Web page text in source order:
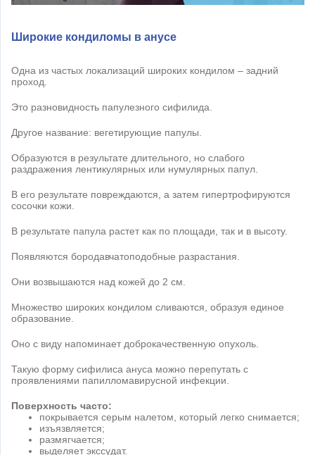
Широкие кондиломы в анусе
Одна из частых локализаций широких кондилом – задний
проход.
Это разновидность папулезного сифилида.
Другое название: вегетирующие папулы.
Образуются в результате длительного, но слабого
раздражения лентикулярных или нумулярных папул.
В его результате повреждаются, а затем гипертрофируются
сосочки кожи.
В результате папула растет как по площади, так и в высоту.
Появляются бородавчатоподобные разрастания.
Они возвышаются над кожей до 2 см.
Множество широких кондилом сливаются, образуя единое
образование.
Оно с виду напоминает доброкачественную опухоль.
Такую форму сифилиса ануса можно перепутать с
проявлениями папилломавирусной инфекции.
Поверхность часто:
покрывается серым налетом, который легко снимается;
изъязвляется;
размягчается;
выделяет экссудат.